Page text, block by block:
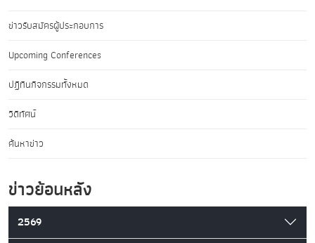
ข่าวรับสมัครผู้ประกอบการ
Upcoming Conferences
ปฏิทินกิจกรรมทั้งหมด
วิดีทัศน์
ค้นหาข่าว
ข่าวย้อนหลัง
2569